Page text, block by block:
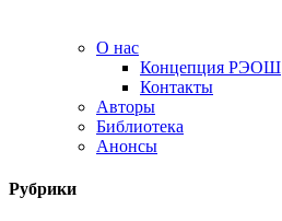
О нас
Концепция РЭОШ
Контакты
Авторы
Библиотека
Анонсы
Рубрики